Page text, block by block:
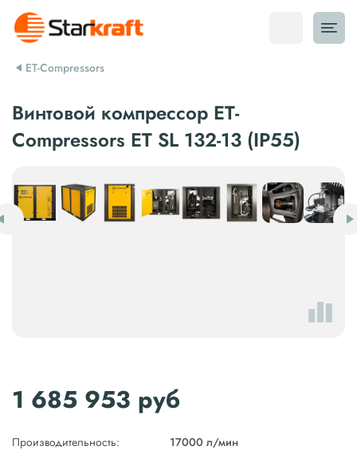
ET-Compressors
Винтовой компрессор ET-
Compressors ET SL 132-13 (IP55)
1 685 953 руб
Производительность:
17000 л/мин